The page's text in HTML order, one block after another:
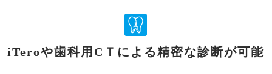
iTeroや歯科用CＴによる精密な診断が可能